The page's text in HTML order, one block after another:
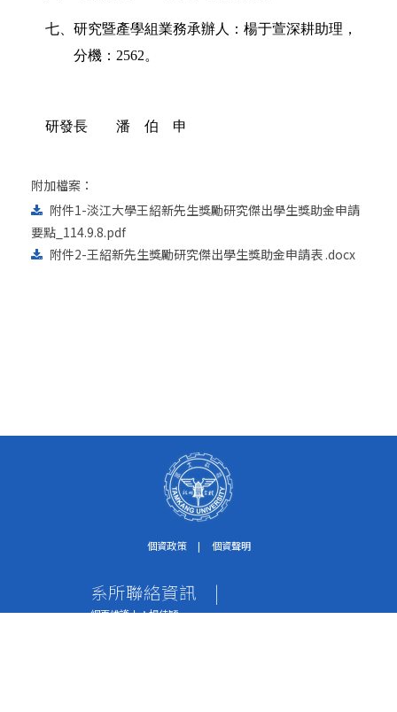
七、 研究暨產學組業務承辦人：楊于萱深耕助理，
分機： 2562。
研發長 潘 伯 申
附加檔案：
附件1-淡江大學王紹新先生獎勵研究傑出學生獎助金申請
要點_114.9.8.pdf
附件2-王紹新先生獎勵研究傑出學生獎助金申請表 .docx
個資政策 | 個資聲明
系所聯絡資訊 |
網頁維護人：楊佳穎